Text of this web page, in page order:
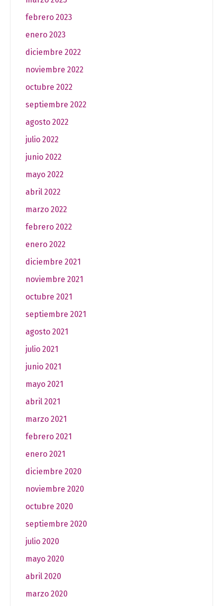
febrero 2023
enero 2023
diciembre 2022
noviembre 2022
octubre 2022
septiembre 2022
agosto 2022
julio 2022
junio 2022
mayo 2022
abril 2022
marzo 2022
febrero 2022
enero 2022
diciembre 2021
noviembre 2021
octubre 2021
septiembre 2021
agosto 2021
julio 2021
junio 2021
mayo 2021
abril 2021
marzo 2021
febrero 2021
enero 2021
diciembre 2020
noviembre 2020
octubre 2020
septiembre 2020
julio 2020
mayo 2020
abril 2020
marzo 2020